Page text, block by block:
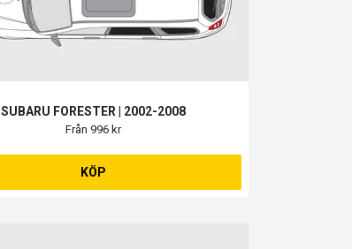
SUBARU FORESTER | 2002-2008
Från 996 kr
KÖP